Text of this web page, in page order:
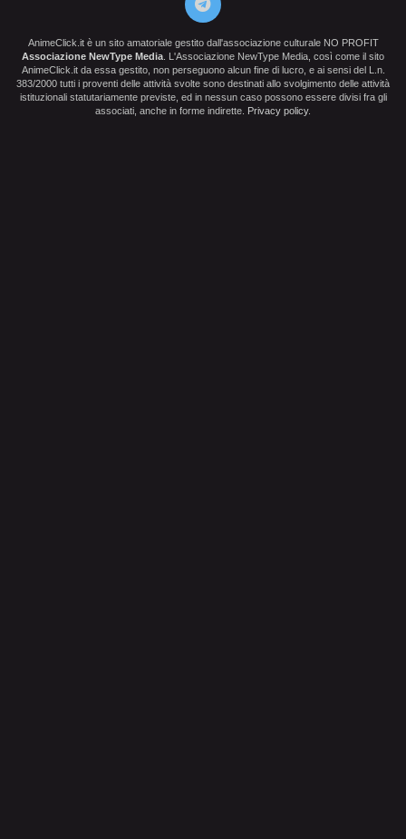
AnimeClick.it è un sito amatoriale gestito dall'associazione culturale NO PROFIT
Associazione NewType Media . L'Associazione NewType Media, così come il sito
AnimeClick.it da essa gestito, non perseguono alcun fine di lucro, e ai sensi del L.n.
383/2000 tutti i proventi delle attività svolte sono destinati allo svolgimento delle attività
istituzionali statutariamente previste, ed in nessun caso possono essere divisi fra gli
associati, anche in forme indirette. Privacy policy.